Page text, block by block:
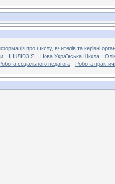
про школу, вчителів та керівні
ІНКЛЮЗІЯ Нова Українська Школа
Робота соціального педагога
Робота